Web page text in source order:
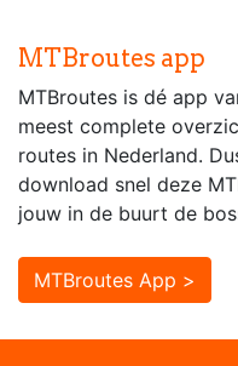
MTBroutes app
MTBroutes is dé app
meest complete
routes in Nederland.
download snel deze
jouw in de buurt de
MTBroutes App >